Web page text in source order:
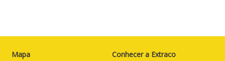
Mapa Conhecer a Extraco